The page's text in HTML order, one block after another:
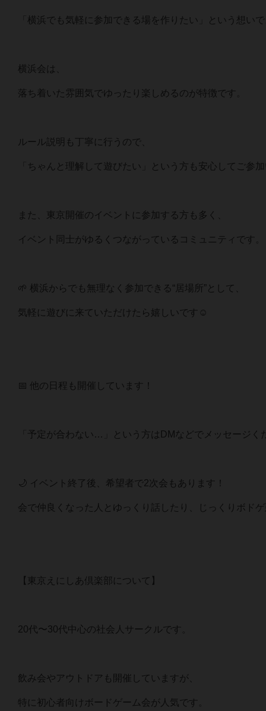
「横浜でも気軽に参加できる場を作りたい」という想い
横浜会は、
落ち着いた雰囲気でゆったり楽しめるのが特徴です。
ルール説明も丁寧に行うので、
「ちゃんと理解して遊びたい」という方も安心してご参
また、東京開催のイベントに参加する方も多く、
イベント同士がゆるくつながっているコミュニティです。
🌱 横浜からでも無理なく参加できる“居場所”として、
気軽に遊びに来ていただけたら嬉しいです☺️
📅 他の日程も開催しています！
「予定が合わない…」という方はDMなどでメッセージく
🌙 イベント終了後、希望者で2次会もあります！
会で仲良くなった人とゆっくり話したり、じっくりボド
【東京えにしあ倶楽部について】
20代〜30代中心の社会人サークルです。
飲み会やアウトドアも開催していますが、
特に初心者向けボードゲーム会が人気です。